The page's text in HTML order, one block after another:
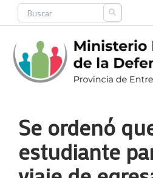
Search
Se ordenó
estudiante